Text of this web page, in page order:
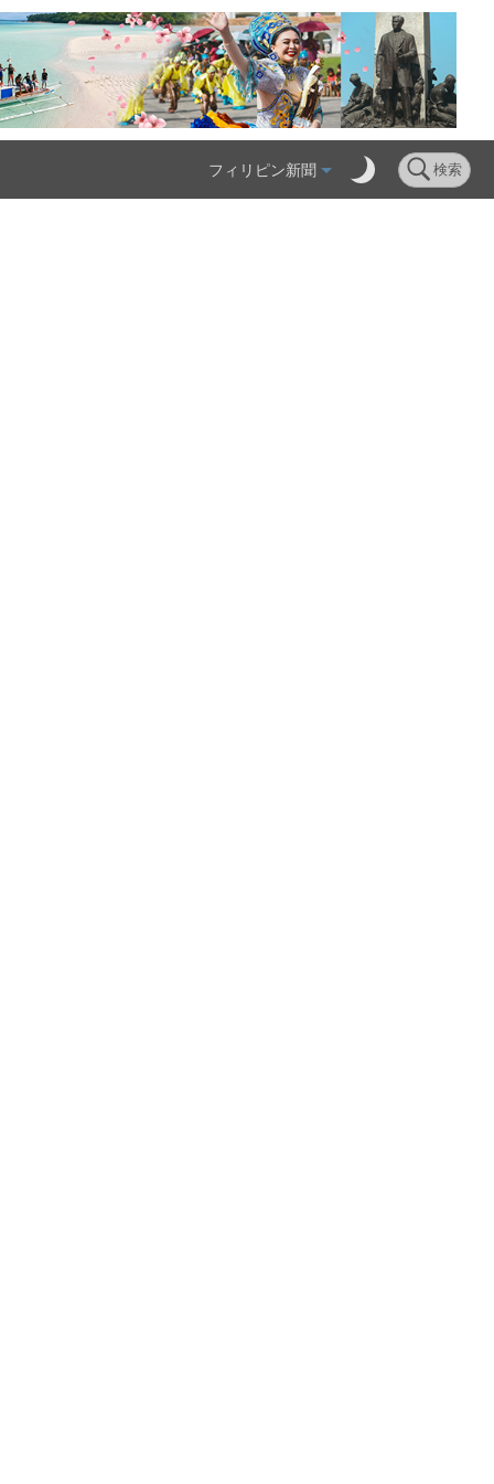
フィリピン新聞 検索